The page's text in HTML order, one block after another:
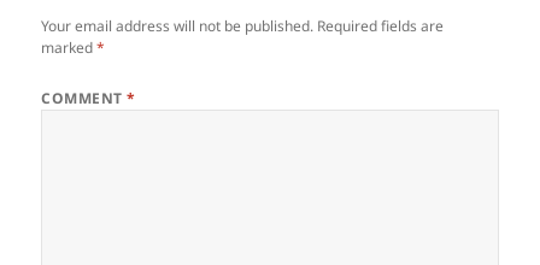
Your email address will not be published. Required fields are
marked*
COMMENT*